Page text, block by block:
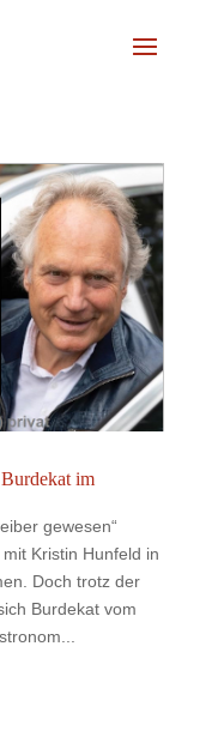
im
gewesen“
Kristin Hunfeld in
Doch trotz der
Burdekat vom